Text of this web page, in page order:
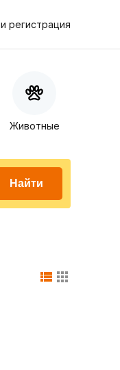
регистрация
Животные
Найти